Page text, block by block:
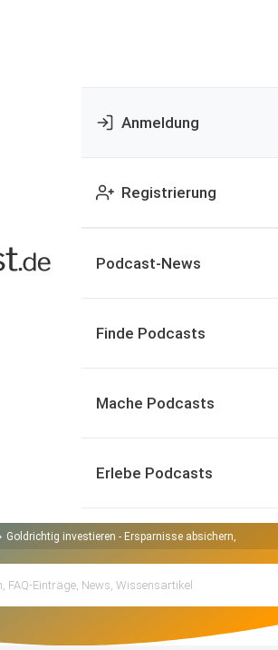
Anmeldung
Registrierung
Podcast-News
Finde Podcasts
Mache Podcasts
Erlebe Podcasts
Goldrichtig investieren - Ersparnisse absichern,